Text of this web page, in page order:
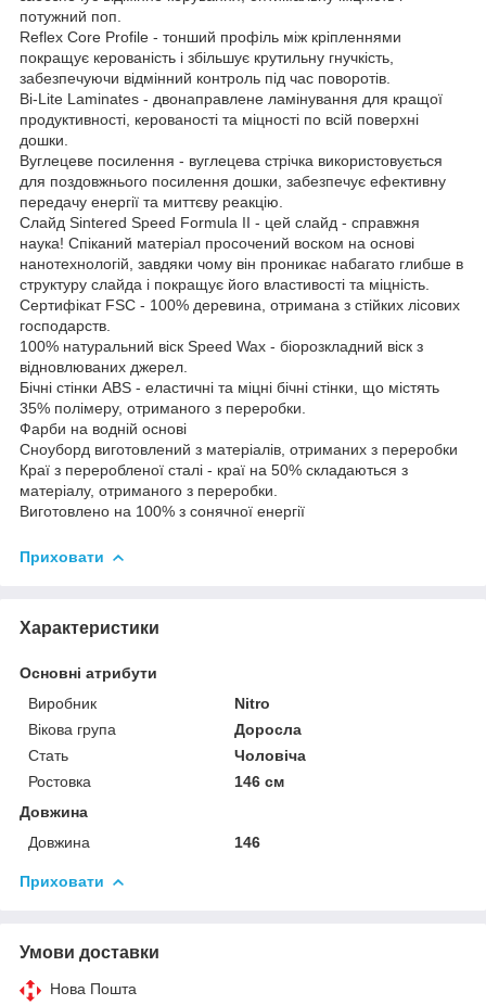
потужний поп.
Reflex Core Profile - тонший профіль між кріпленнями
покращує керованість і збільшує крутильну гнучкість,
забезпечуючи відмінний контроль під час поворотів.
Bi-Lite Laminates - двонаправлене ламінування для кращої
продуктивності, керованості та міцності по всій поверхні
дошки.
Вуглецеве посилення - вуглецева стрічка використовується
для поздовжнього посилення дошки, забезпечує ефективну
передачу енергії та миттєву реакцію.
Слайд Sintered Speed Formula II - цей слайд - справжня
наука! Спіканий матеріал просочений воском на основі
нанотехнологій, завдяки чому він проникає набагато глибше в
структуру слайда і покращує його властивості та міцність.
Сертифікат FSC - 100% деревина, отримана з стійких лісових
господарств.
100% натуральний віск Speed Wax - біорозкладний віск з
відновлюваних джерел.
Бічні стінки ABS - еластичні та міцні бічні стінки, що містять
35% полімеру, отриманого з переробки.
Фарби на водній основі
Сноуборд виготовлений з матеріалів, отриманих з переробки
Краї з переробленої сталі - краї на 50% складаються з
матеріалу, отриманого з переробки.
Виготовлено на 100% з сонячної енергії
Приховати
Характеристики
Основні атрибути
Виробник
Nitro
Вікова група
Доросла
Стать
Чоловіча
Ростовка
146 см
Довжина
Довжина
146
Приховати
Умови доставки
Нова Пошта